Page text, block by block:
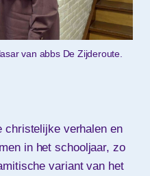
van abbs De Zijderoute.
christelijke verhalen en
in het schooljaar, zo
variant van het